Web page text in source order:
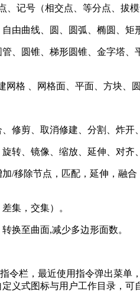
、记号（相交点、等分点、拔
由曲线、圆、圆弧、椭圆、矩
、圆锥、梯形圆锥、金字塔
网格 、网格面、平面、方块、
修剪、取消修建、分割、炸开
转、镜像、缩放、延伸、对
/移除节点，匹配，延伸，融
集，交集）。
换至曲面,减少多边形面数。
令栏，最近使用指令弹出菜
义式图标与用户工作目录，